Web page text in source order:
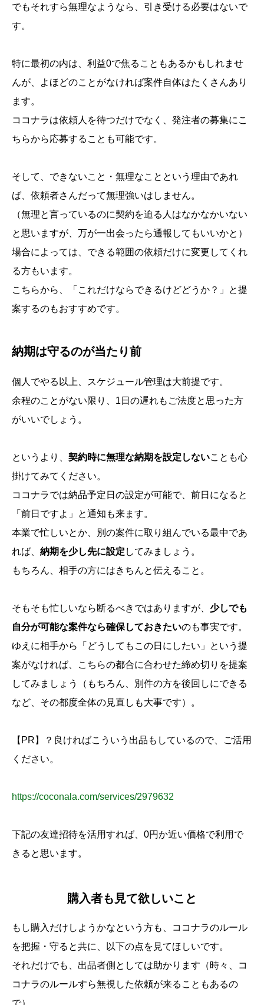
でもそれすら無理なようなら、引き受ける必要はないで
す。
特に最初の内は、利益0で焦ることもあるかもしれませ
んが、よほどのことがなければ案件自体はたくさんあり
ます。
ココナラは依頼人を待つだけでなく、発注者の募集にこ
ちらから応募することも可能です。
そして、できないこと・無理なことという理由であれ
ば、依頼者さんだって無理強いはしません。
（無理と言っているのに契約を迫る人はなかなかいない
と思いますが、万が一出会ったら通報してもいいかと）
場合によっては、できる範囲の依頼だけに変更してくれ
る方もいます。
こちらから、「これだけならできるけどどうか？」と提
案するのもおすすめです。
納期は守るのが当たり前
個人でやる以上、スケジュール管理は大前提です。
余程のことがない限り、1日の遅れもご法度と思った方
がいいでしょう。
というより、 契約時に無理な納期を設定しないことも心
掛けてみてください。
ココナラでは納品予定日の設定が可能で、前日になると
「前日ですよ」と通知も来ます。
本業で忙しいとか、別の案件に取り組んでいる最中であ
れば、 納期を少し先に設定 してみましょう。
もちろん、相手の方にはきちんと伝えること。
そもそも忙しいなら断るべきではありますが、 少しでも
自分が可能な案件なら確保しておきたいのも事実です。
ゆえに相手から「どうしてもこの日にしたい」という提
案がなければ、こちらの都合に合わせた締め切りを提案
してみましょう（もちろん、別件の方を後回しにできる
など、その都度全体の見直しも大事です）。
【PR】？良ければこういう出品もしているので、ご活用
ください。
https://coconala.com/services/2979632
下記の友達招待を活用すれば、0円か近い価格で利用で
きると思います。
購入者も見て欲しいこと
もし購入だけしようかなという方も、ココナラのルール
を把握・守ると共に、以下の点を見てほしいです。
それだけでも、出品者側としては助かります（時々、コ
コナラのルールすら無視した依頼が来ることもあるの